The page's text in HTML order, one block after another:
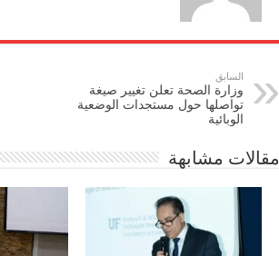
السابق
وزارة الصحة تعلن تغيير صيغة
تواصلها حول مستجدات الوضعية
الوبائية
مقالات مشابهة